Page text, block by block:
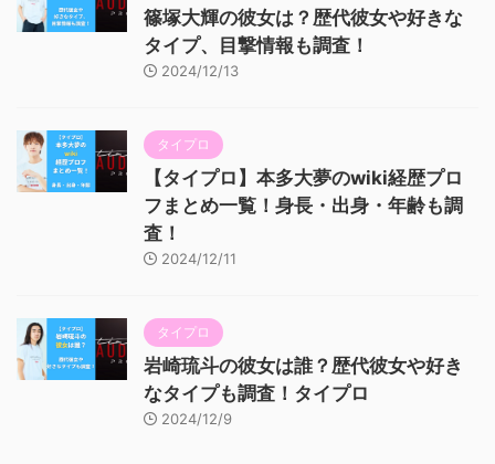
篠塚大輝の彼女は？歴代彼女や好きな
タイプ、目撃情報も調査！
2024/12/13
タイプロ
【タイプロ】本多大夢のwiki経歴プロ
フまとめ一覧！身長・出身・年齢も調
査！
2024/12/11
タイプロ
岩崎琉斗の彼女は誰？歴代彼女や好き
なタイプも調査！タイプロ
2024/12/9